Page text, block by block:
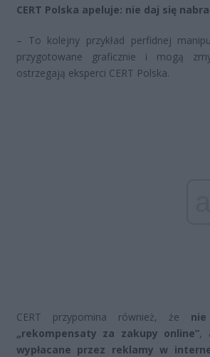
CERT Polska apeluje: nie daj się
– To kolejny przykład perfidnej
przygotowane graficznie i mogą
ostrzegają eksperci CERT Polska.
CERT przypomina również, że
„rekompensaty za zakupy online”,
wypłacane przez reklamy w